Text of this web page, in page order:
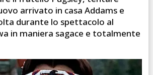
arrivato in casa Addams e
durante lo spettacolo al
in maniera sagace e totalmente